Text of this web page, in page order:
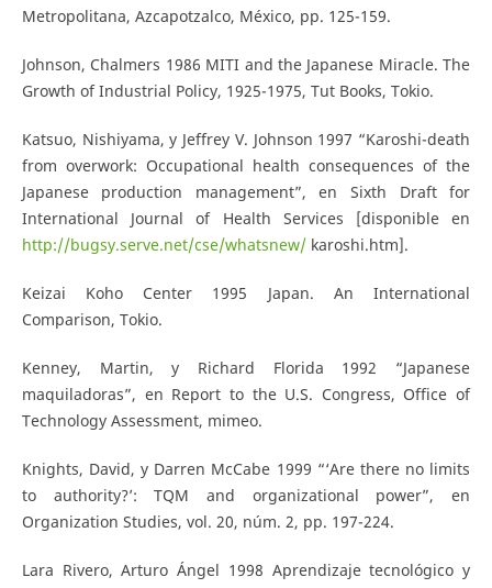
Metropolitana, Azcapotzalco, México, pp. 125-159.
Johnson, Chalmers 1986 MITI and the Japanese Miracle. The
Growth of Industrial Policy, 1925-1975, Tut Books, Tokio.
Katsuo, Nishiyama, y Jeffrey V. Johnson 1997 “Karoshi-death
from overwork: Occupational health consequences of the
Japanese production management”, en Sixth Draft for
International Journal of Health Services [disponible en
http://bugsy.serve.net/cse/whatsnew/karoshi.htm].
Keizai Koho Center 1995 Japan. An International
Comparison, Tokio.
Kenney, Martin, y Richard Florida 1992 “Japanese
maquiladoras”, en Report to the U.S. Congress, Office of
Technology Assessment, mimeo.
Knights, David, y Darren McCabe 1999 “‘Are there no limits
to authority?’: TQM and organizational power”, en
Organization Studies, vol. 20, núm. 2, pp. 197-224.
Lara Rivero, Arturo Ángel 1998 Aprendizaje tecnológico y